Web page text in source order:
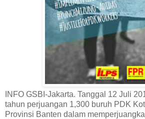
INFO GSBI-Jakarta. Tanggal 12 Juli
tahun perjuangan 1,300 buruh PDK
Provinsi Banten dalam